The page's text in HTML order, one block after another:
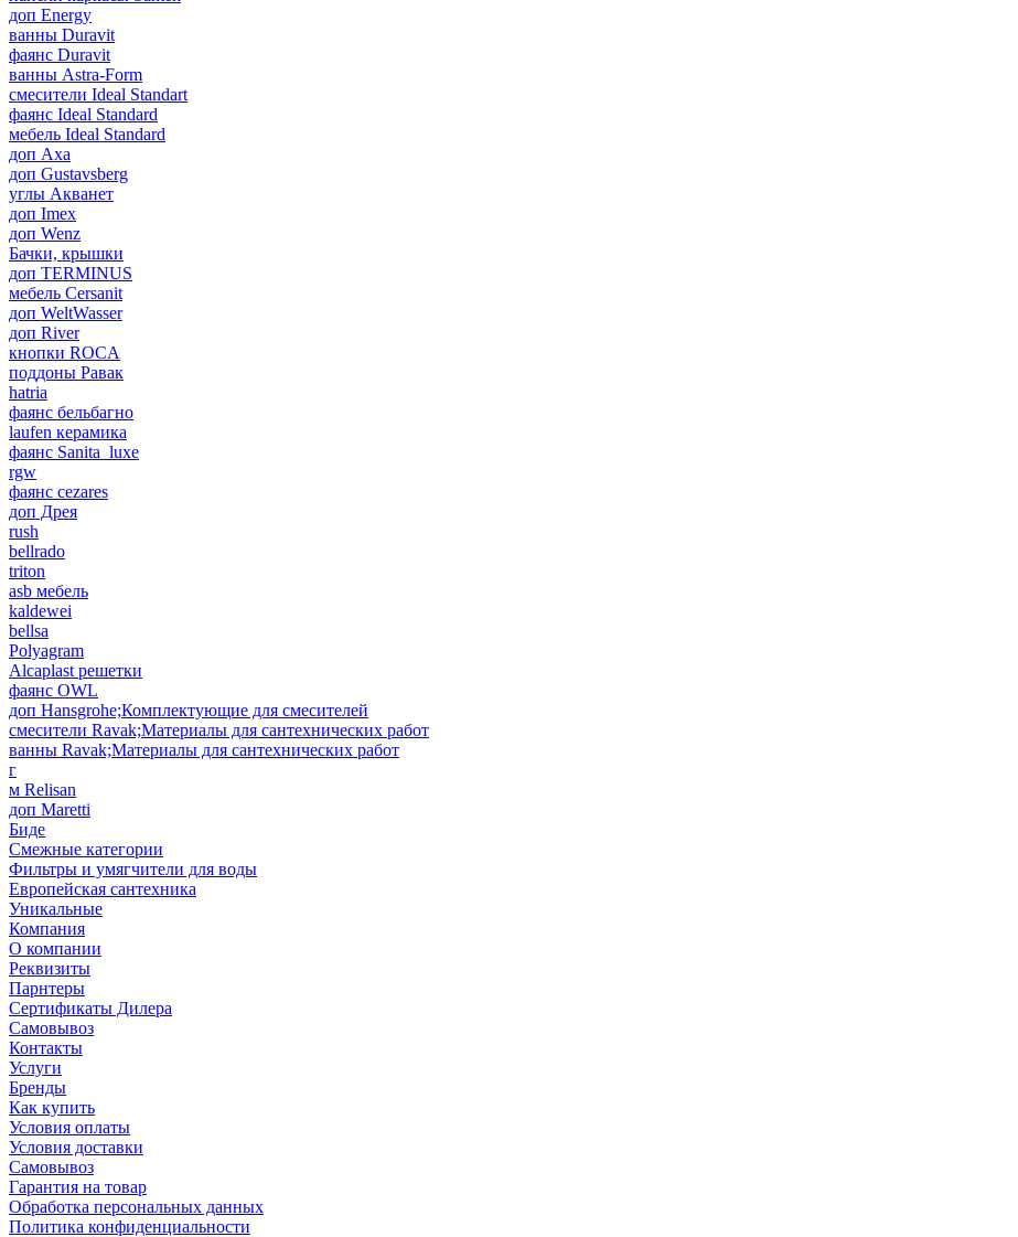
доп Energy
ванны Duravit
фаянс Duravit
ванны Astra-Form
смесители Ideal Standart
фаянс Ideal Standard
мебель Ideal Standard
доп Axa
доп Gustavsberg
углы Акванет
доп Imex
доп Wenz
Бачки, крышки
доп TERMINUS
мебель Cersanit
доп WeltWasser
доп River
кнопки ROCA
поддоны Равак
hatria
фаянс бельбагно
laufen керамика
фаянс Sanita_luxe
rgw
фаянс cezares
доп Дрея
rush
bellrado
triton
asb мебель
kaldewei
bellsa
Polyagram
Alcaplast решетки
фаянс OWL
доп Hansgrohe;Комплектующие для смесителей
смесители Ravak;Материалы для сантехнических работ
ванны Ravak;Материалы для сантехнических работ
г
м Relisan
доп Maretti
Биде
Смежные категории
Фильтры и умягчители для воды
Европейская сантехника
Уникальные
Компания
О компании
Реквизиты
Парнтеры
Сертификаты Дилера
Самовывоз
Контакты
Услуги
Бренды
Как купить
Условия оплаты
Условия доставки
Самовывоз
Гарантия на товар
Обработка персональных данных
Политика конфиденциальности